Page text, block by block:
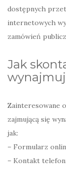
dostępnych
internetowych
zamówień
Jak
Zainteresowane
zajmującą się
jak:
– Formularz
– Kontakt